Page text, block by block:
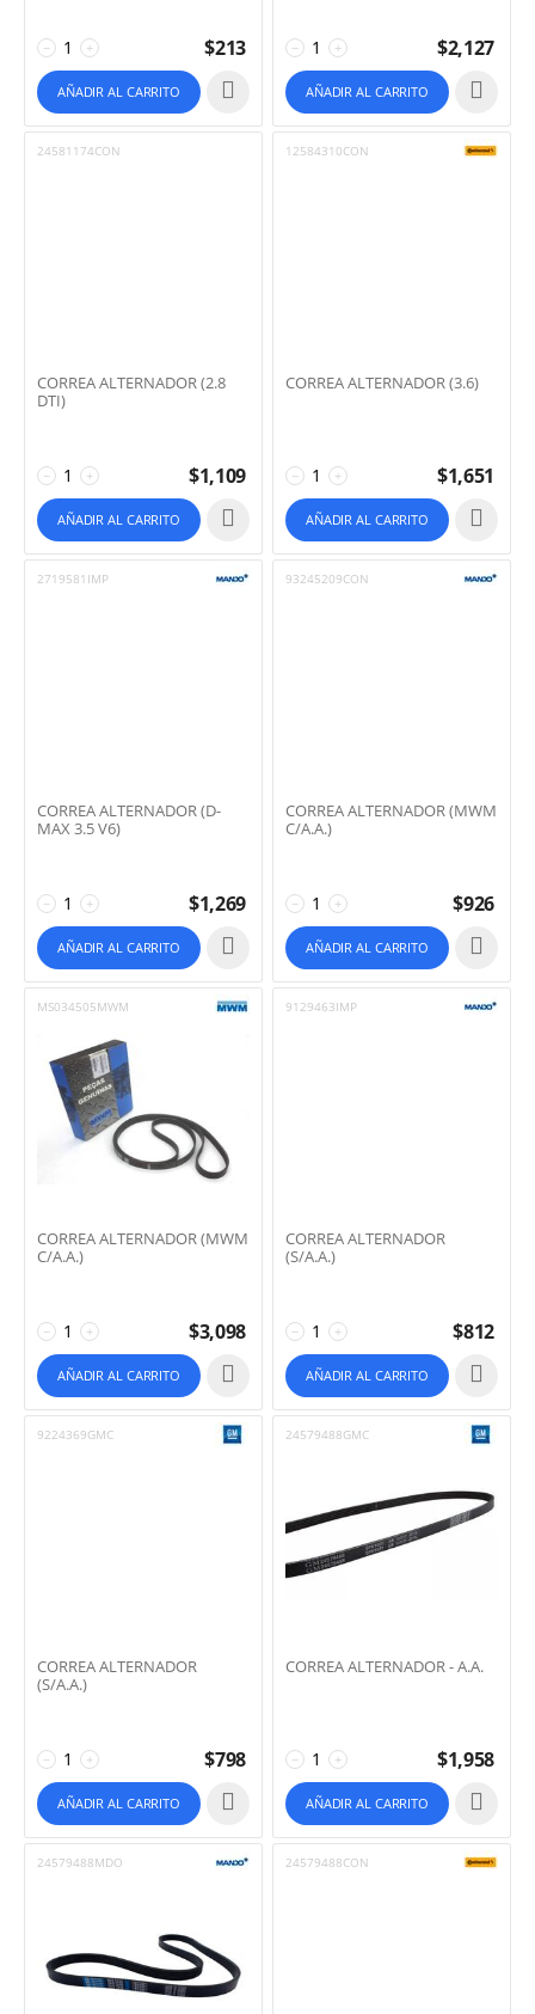
+
− $213
AÑADIR AL CARRITO
+
− $2,127
AÑADIR AL CARRITO
24581174CON
CORREA ALTERNADOR (2.8
DTI)
+
− $1,109
AÑADIR AL CARRITO
12584310CON
CORREA ALTERNADOR (3.6)
+
− $1,651
AÑADIR AL CARRITO
2719581IMP
CORREA ALTERNADOR (D-
MAX 3.5 V6)
+
− $1,269
AÑADIR AL CARRITO
93245209CON
CORREA ALTERNADOR (MWM
C/A.A.)
+
− $926
AÑADIR AL CARRITO
MS034505MWM
CORREA ALTERNADOR (MWM
C/A.A.)
+
− $3,098
AÑADIR AL CARRITO
9129463IMP
CORREA ALTERNADOR
(S/A.A.)
+
− $812
AÑADIR AL CARRITO
9224369GMC
CORREA ALTERNADOR
(S/A.A.)
+
− $798
AÑADIR AL CARRITO
24579488GMC
CORREA ALTERNADOR - A.A.
+
− $1,958
AÑADIR AL CARRITO
24579488MDO 24579488CON